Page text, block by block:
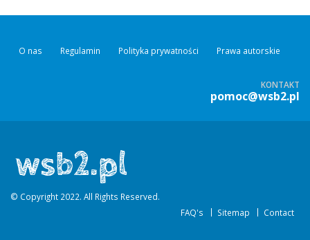
O nas Regulamin Polityka prywatności Prawa autorskie
KONTAKT
pomoc@wsb2.pl
© Copyright 2022. All Rights Reserved.
FAQ's
Sitemap Contact